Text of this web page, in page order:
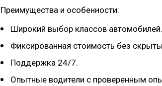
Преимущества и особенности:
Широкий выбор классов автомобилей.
Фиксированная стоимость без
Поддержка 24/7.
Опытные водители с проверенным